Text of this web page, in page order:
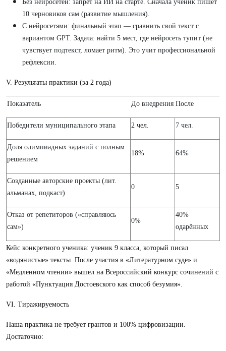
Без нейросетей: запрет на ИИ на старте. Сначала ученик пишет
10 черновиков сам (развитие мышления).
С нейросетями: финальный этап — сравнить свой текст с
вариантом GPT. Задача: найти 5 мест, где нейросеть тупит (не
чувствует подтекст, ломает ритм). Это учит профессиональной
рефлексии.
V. Результаты практики (за 2 года)
Показатель До внедрения После
Победители муниципального этапа 2 чел. 7 чел.
Доля олимпиадных заданий с полным
решением
18% 64%
Созданные авторские проекты (лит.
альманах, подкаст)
0 5
Отказ от репетиторов («справляюсь
сам»)
0%
40%
одарённых
Кейс конкретного ученика: ученик 9 класса, который писал
«водянистые» тексты. После участия в «Литературном суде» и
«Медленном чтении» вышел на Всероссийский конкурс сочинений с
работой «Пунктуация Достоевского как способ безумия».
VI. Тиражируемость
Наша практика не требует грантов и 100% цифровизации.
Достаточно: